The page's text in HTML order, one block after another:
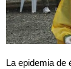
La epidemia de